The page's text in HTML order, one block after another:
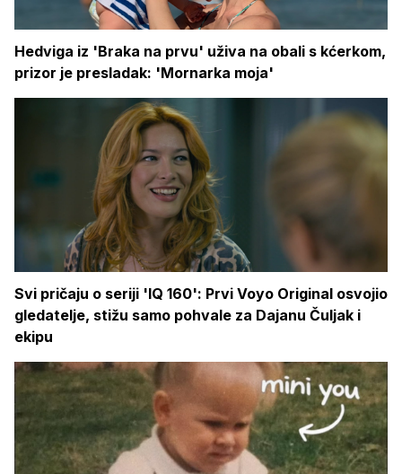
Hedviga iz 'Braka na prvu' uživa na obali s kćerkom,
prizor je presladak: 'Mornarka moja'
Svi pričaju o seriji 'IQ 160': Prvi Voyo Original osvojio
gledatelje, stižu samo pohvale za Dajanu Čuljak i
ekipu